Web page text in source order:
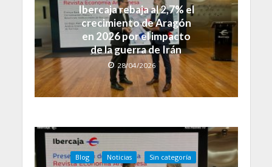
Ibercaja rebaja al 2,7% el
crecimiento de Aragón
en 2026 por el impacto
de la guerra de Irán
28/04/2026
Blog Noticias Sin categoría